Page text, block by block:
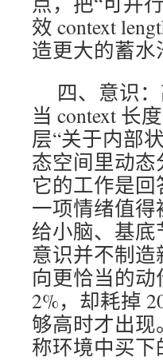
效 context
造更大的蓄水
四、意识
当 context 长
层“关于内部
态空间里动
它的工作是
一项情绪值
给小脑、基底
意识并不制
向更恰当的
2%，却耗掉
够高时才出
称环境中买下